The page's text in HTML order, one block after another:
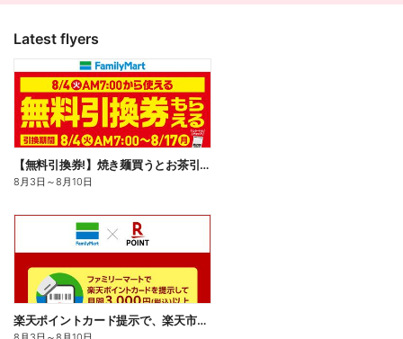
Latest flyers
【無料引換券!】焼き麺買うとお茶引換券貰える!
8月3日 ～8月10日
楽天ポイントカード提示で、楽天市場でのお買い物がおトクに!